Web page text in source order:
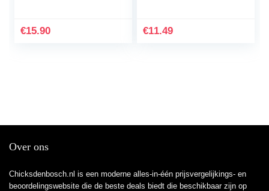
€15.90 €11.49
Over ons
Chicksdenbosch.nl is een moderne alles-in-één prijsvergelijkings- en
beoordelingswebsite die de beste deals biedt die beschikbaar zijn op